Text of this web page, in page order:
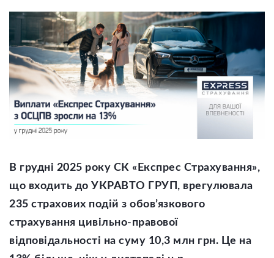
В грудні 2025 року СК «Експрес Страхування»,
що входить до УКРАВТО ГРУП, врегулювала
235 страхових подій з обов’язкового
страхування цивільно-правової
відповідальності на суму 10,3 млн грн. Це на